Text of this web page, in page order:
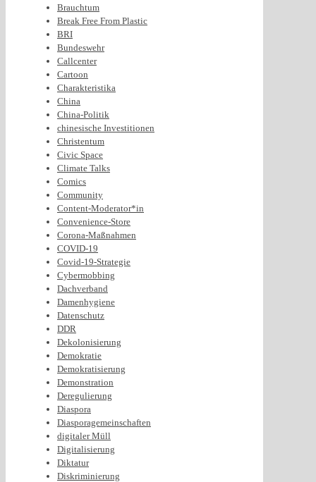
Brauchtum
Break Free From Plastic
BRI
Bundeswehr
Callcenter
Cartoon
Charakteristika
China
China-Politik
chinesische Investitionen
Christentum
Civic Space
Climate Talks
Comics
Community
Content-Moderator*in
Convenience-Store
Corona-Maßnahmen
COVID-19
Covid-19-Strategie
Cybermobbing
Dachverband
Damenhygiene
Datenschutz
DDR
Dekolonisierung
Demokratie
Demokratisierung
Demonstration
Deregulierung
Diaspora
Diasporagemeinschaften
digitaler Müll
Digitalisierung
Diktatur
Diskriminierung